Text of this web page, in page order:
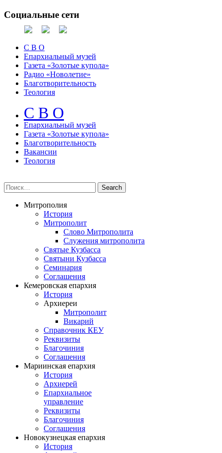
Социальные сети
С В О
Епархиальный музей
Газета «Золотые купола»
Радио «Новолетие»
Благотворительность
Теология
С В О
Епархиальный музeй
Газета «Золотые купола»
Благотворительность
Вакансии
Теология
Митрополия
История
Митрополит
Слово Митрополита
Служения митрополита
Святые Кузбасса
Святыни Кузбасса
Семинария
Соглашения
Кемеровская епархия
История
Архиереи
Митрополит
Викарий
Справочник КЕУ
Реквизиты
Благочиния
Соглашения
Мариинская епархия
История
Архиерей
Епархиальное
управление
Реквизиты
Благочиния
Соглашения
Новокузнецкая епархия
История